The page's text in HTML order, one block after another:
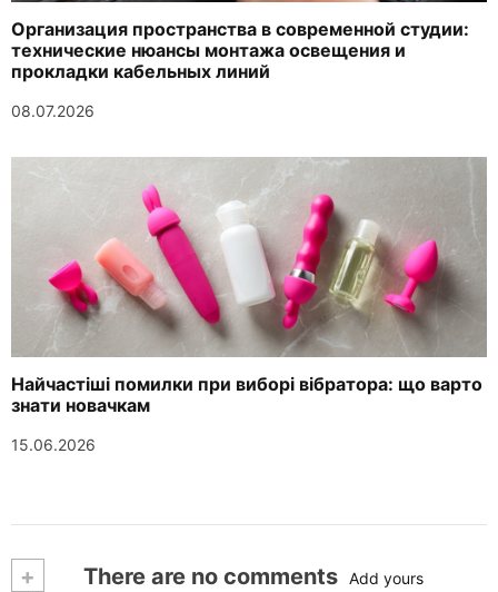
Организация пространства в современной студии:
технические нюансы монтажа освещения и
прокладки кабельных линий
08.07.2026
Найчастіші помилки при виборі вібратора: що варто
знати новачкам
15.06.2026
+ There are no comments Add yours